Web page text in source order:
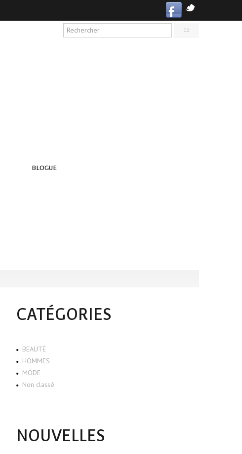
BLOGUE
CATÉGORIES
BEAUTÉ
HOMMES
MODE
Non classé
NOUVELLES